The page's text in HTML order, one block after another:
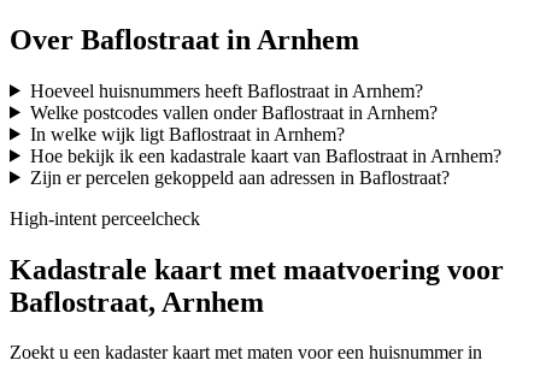
Over Baflostraat in Arnhem
Hoeveel huisnummers heeft Baflostraat in Arnhem?
Welke postcodes vallen onder Baflostraat in Arnhem?
In welke wijk ligt Baflostraat in Arnhem?
Hoe bekijk ik een kadastrale kaart van Baflostraat in Arnhem?
Zijn er percelen gekoppeld aan adressen in Baflostraat?
High-intent perceelcheck
Kadastrale kaart met maatvoering voor
Baflostraat, Arnhem
Zoekt u een kadaster kaart met maten voor een huisnummer in